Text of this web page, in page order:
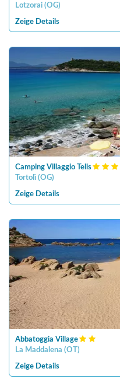
Lotzorai (OG)
Zeige Details
Camping Villaggio Telis
Tortolì (OG)
Zeige Details
Abbatoggia Village
La Maddalena (OT)
Zeige Details